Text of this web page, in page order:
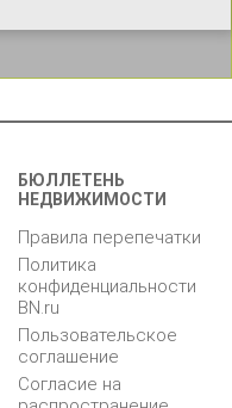
БЮЛЛЕТЕНЬ
НЕДВИЖИМОСТИ
Правила перепечатки
Политика
конфиденциальности
BN.ru
Пользовательское
соглашение
Согласие на